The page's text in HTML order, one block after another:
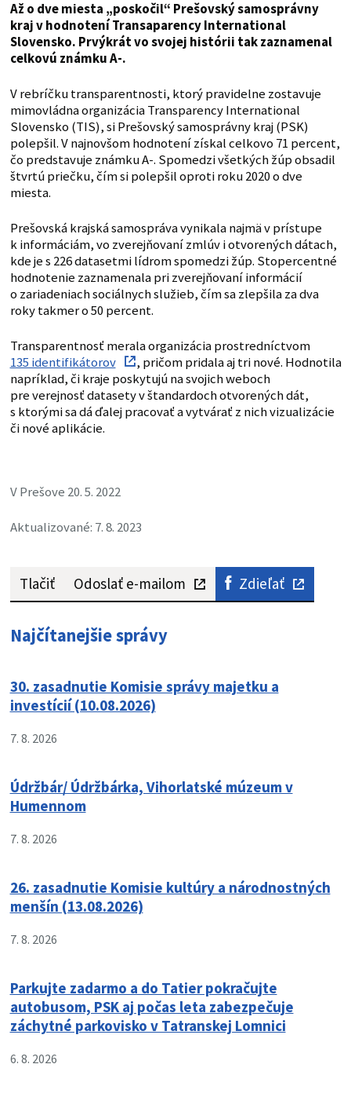
Až o dve miesta „poskočil“ Prešovský samosprávny
kraj v hodnotení Transaparency International
Slovensko. Prvýkrát vo svojej histórii tak zaznamenal
celkovú známku A-.
V rebríčku transparentnosti, ktorý pravidelne zostavuje
mimovládna organizácia Transparency International
Slovensko (TIS), si Prešovský samosprávny kraj (PSK)
polepšil. V najnovšom hodnotení získal celkovo 71 percent,
čo predstavuje známku A-. Spomedzi všetkých žúp obsadil
štvrtú priečku, čím si polepšil oproti roku 2020 o dve
miesta.
Prešovská krajská samospráva vynikala najmä v prístupe
k informáciám, vo zverejňovaní zmlúv i otvorených dátach,
kde je s 226 datasetmi lídrom spomedzi žúp. Stopercentné
hodnotenie zaznamenala pri zverejňovaní informácií
o zariadeniach sociálnych služieb, čím sa zlepšila za dva
roky takmer o 50 percent.
Transparentnosť merala organizácia prostredníctvom
135 identifikátorov
, pričom pridala aj tri nové. Hodnotila
napríklad, či kraje poskytujú na svojich weboch
pre verejnosť datasety v štandardoch otvorených dát,
s ktorými sa dá ďalej pracovať a vytvárať z nich vizualizácie
či nové aplikácie.
V Prešove 20. 5. 2022
Aktualizované: 7. 8. 2023
Tlačiť Odoslať e-mailom Zdieľať
Najčítanejšie správy
30. zasadnutie Komisie správy majetku a
investícií (10.08.2026)
7. 8. 2026
Údržbár/ Údržbárka, Vihorlatské múzeum v
Humennom
7. 8. 2026
26. zasadnutie Komisie kultúry a národnostných
menšín (13.08.2026)
7. 8. 2026
Parkujte zadarmo a do Tatier pokračujte
autobusom, PSK aj počas leta zabezpečuje
záchytné parkovisko v Tatranskej Lomnici
6. 8. 2026